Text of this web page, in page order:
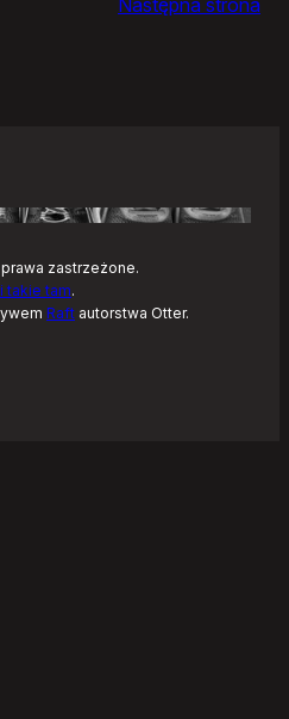
zastrzeżone.
takie tam.
Raft autorstwa Otter.